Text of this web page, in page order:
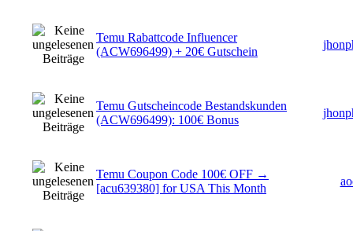
Temu Rabattcode Influencer
(ACW696499) + 20€ Gutschein
Temu Gutscheincode Bestandskunden
(ACW696499): 100€ Bonus
Temu Coupon Code 100€ OFF →
[acu639380] for USA This Month